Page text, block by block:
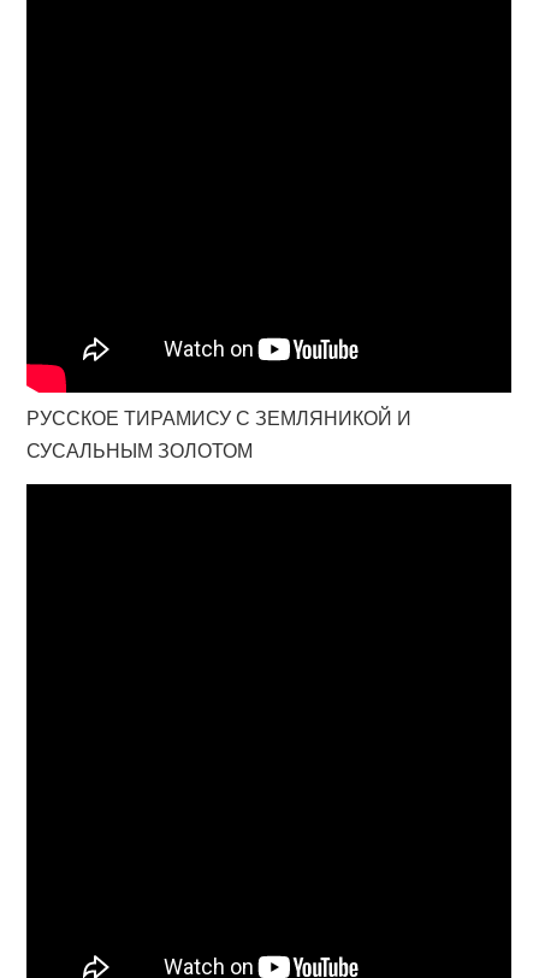
РУССКОЕ ТИРАМИСУ С ЗЕМЛЯНИКОЙ И
СУСАЛЬНЫМ ЗОЛОТОМ